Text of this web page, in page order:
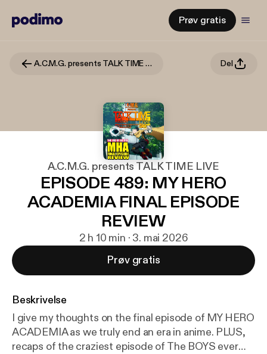
Prøv gratis
A.C.M.G. presents TALK TIME LIVE Del
A.C.M.G. presents TALK TIME LIVE
EPISODE 489: MY HERO
ACADEMIA FINAL EPISODE
REVIEW
2 h 10 min · 3. mai 2026
Prøv gratis
Beskrivelse
I give my thoughts on the final episode of MY HERO
ACADEMIA as we truly end an era in anime. PLUS,
recaps of the craziest episode of The BOYS ever